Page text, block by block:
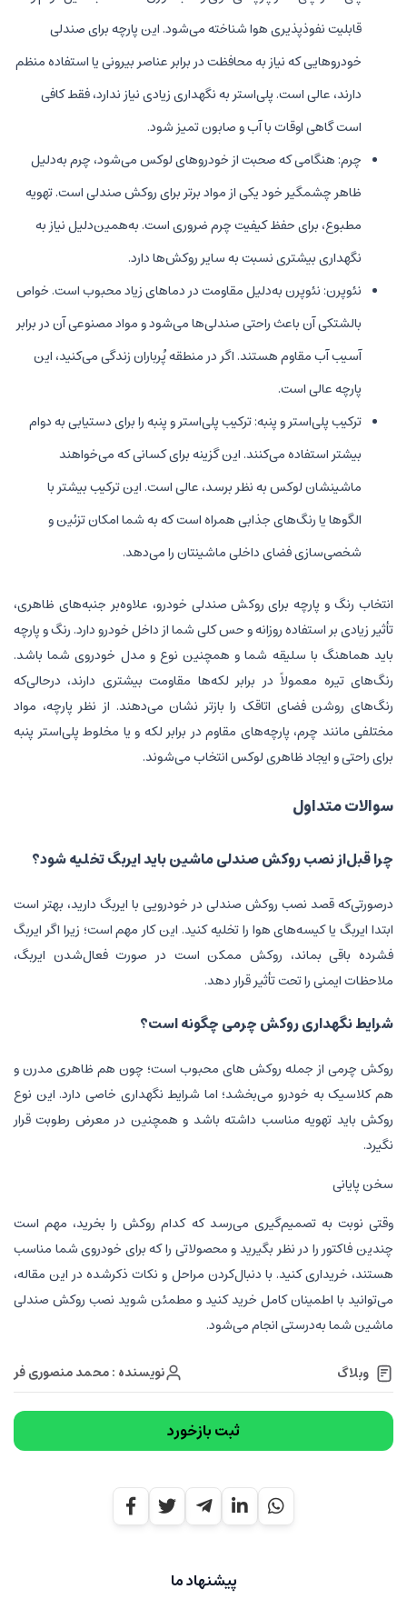
قابلیت نفوذپذیری هوا شناخته می‌شود. این پارچه برای صندلی
خودروهایی که نیاز به محافظت در برابر عناصر بیرونی یا استفاده منظم
دارند، عالی است. پلی‌استر به نگهداری زیادی نیاز ندارد، فقط کافی
است گاهی اوقات با آب و صابون تمیز شود.
چرم: هنگامی که صحبت از خودروهای لوکس می‌شود، چرم به‌دلیل
ظاهر چشمگیر خود یکی از مواد برتر برای روکش صندلی‌ است. تهویه
مطبوع، برای حفظ کیفیت چرم ضروری است. به‌همین‌دلیل نیاز به
نگهداری بیشتری نسبت به سایر روکش‌ها دارد.
نئوپرن: نئوپرن به‌دلیل مقاومت در دماهای زیاد محبوب است. خواص
بالشتکی آن باعث راحتی صندلی‌ها می‌شود و مواد مصنوعی آن در برابر
آسیب آب مقاوم هستند. اگر در منطقه پُرباران زندگی می‌کنید، این
پارچه عالی است.
ترکیب پلی‌استر و پنبه: ترکیب پلی‌استر و پنبه را برای دستیابی به دوام
بیشتر استفاده می‌کنند. این گزینه برای کسانی که می‌خواهند
ماشینشان لوکس به نظر برسد، عالی است. این ترکیب‌ بیشتر با
الگوها یا رنگ‌های جذابی همراه است که به شما امکان تزئین و
شخصی‌سازی فضای داخلی ماشینتان را می‌دهد.
انتخاب رنگ و پارچه برای روکش صندلی خودرو، علاوه‌بر جنبه‌های ظاهری،
تأثیر زیادی بر استفاده روزانه و حس کلی شما از داخل خودرو دارد. رنگ و پارچه‌
باید هماهنگ با سلیقه شما و همچنین نوع و مدل خودروی شما باشد.
رنگ‌های تیره معمولاً در برابر لکه‌ها مقاومت بیشتری دارند، درحالی‌که
رنگ‌های روشن فضای اتاقک را بازتر نشان می‌دهند. از نظر پارچه، مواد
مختلفی مانند چرم، پارچه‌‌های مقاوم در برابر لکه و یا مخلوط پلی‌استر پنبه
برای راحتی و ایجاد ظاهری لوکس انتخاب می‌شوند.
سوالات متداول
چرا قبل‌از نصب روکش صندلی ماشین باید ایربگ تخلیه شود؟
درصورتی‌که قصد نصب روکش صندلی در خودرویی با ایربگ دارید، بهتر است
ابتدا ایربگ یا کیسه‌های هوا را تخلیه کنید. این کار مهم است؛ زیرا اگر ایربگ
فشرده باقی بماند، روکش ممکن است در صورت فعال‌شدن ایربگ،
ملاحظات ایمنی را تحت تأثیر قرار دهد.
شرایط نگهداری روکش چرمی چگونه است؟
روکش چرمی از جمله روکش های محبوب است؛ چون هم ظاهری مدرن و
هم کلاسیک به خودرو می‌بخشد؛ اما شرایط نگهداری خاصی دارد. این نوع
روکش باید تهویه مناسب داشته باشد و همچنین در معرض رطوبت قرار
نگیرد.
سخن پایانی
وقتی نوبت به تصمیم‌گیری می‌رسد که کدام روکش را بخرید، مهم است
چندین فاکتور را در نظر بگیرید و محصولاتی را که برای خودروی شما مناسب
هستند، خریداری کنید. با دنبال‌کردن مراحل و نکات ذکرشده در این مقاله،
می‌توانید با اطمینان کامل خرید کنید و مطمئن شوید نصب روکش صندلی
ماشین شما به‌درستی انجام می‌شود.
وبلاگ نویسنده : محمد منصوری فر
ثبت بازخورد
پیشنهاد ما